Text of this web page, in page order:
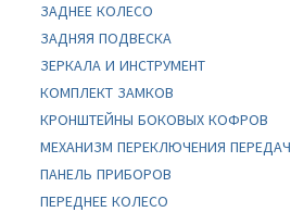
ЗАДНЕЕ КОЛЕСО
ЗАДНЯЯ ПОДВЕСКА
ЗЕРКАЛА И ИНСТРУМЕНТ
КОМПЛЕКТ ЗАМКОВ
КРОНШТЕЙНЫ БОКОВЫХ КОФРОВ
МЕХАНИЗМ ПЕРЕКЛЮЧЕНИЯ ПЕРЕДАЧ
ПАНЕЛЬ ПРИБОРОВ
ПЕРЕДНЕЕ КОЛЕСО